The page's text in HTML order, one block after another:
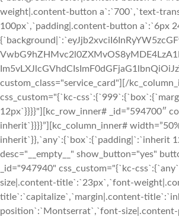
weight|.content-button a`:`700`,`text-
100px`,`padding|.content-button a`:`6px
custom_class="service_card"][/
css_custom="{`kc-
12px`}}}}"][kc_row_inner# _id=”594700″
inherit`}}}}”][kc_column_inner#
inherit`}},`any`:{`box`:{`padding|`:`inherit
desc="__empty__" show_button="yes"
_id="947940" css_custom="{`kc-
size|.content-title`:`23px`,`font-
title`:`capitalize`,`margin|.content-
position`:`Montserrat`,`font-